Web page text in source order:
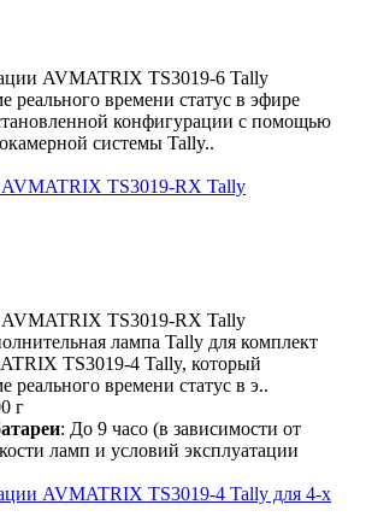
AVMATRIX TS3019-6 Tally
реального времени статус в эфире
конфигурации с помощью
системы Tally..
AVMATRIX TS3019-RX Tally
AVMATRIX TS3019-RX Tally
лампа Tally для комплект
TS3019-4 Tally, который
реального времени статус в э..
г
: До 9 часо (в зависимости от
ламп и условий эксплуатации
AVMATRIX TS3019-4 Tally для 4-х